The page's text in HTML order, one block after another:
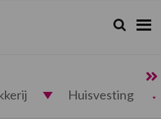
Zoeken...
Zoek
Huisvesting